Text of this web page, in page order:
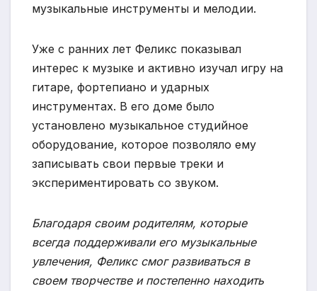
музыкальные инструменты и мелодии.
Уже с ранних лет Феликс показывал
интерес к музыке и активно изучал игру на
гитаре, фортепиано и ударных
инструментах. В его доме было
установлено музыкальное студийное
оборудование, которое позволяло ему
записывать свои первые треки и
экспериментировать со звуком.
Благодаря своим родителям, которые
всегда поддерживали его музыкальные
увлечения, Феликс смог развиваться в
своем творчестве и постепенно находить